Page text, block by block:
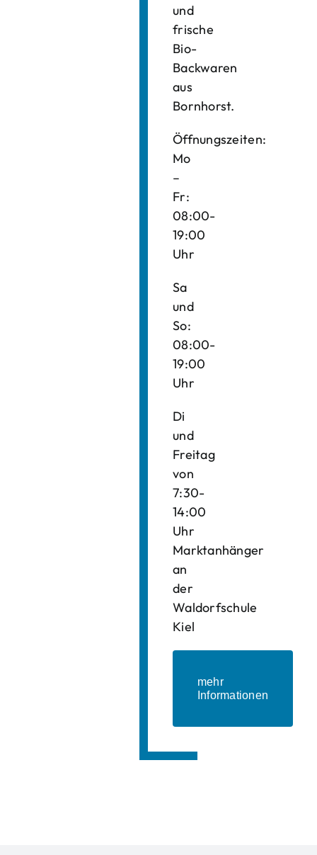
und
frische
Bio-
Backwaren
aus
Bornhorst.
Öffnungszeiten:
Mo
–
Fr:
08:00-
19:00
Uhr
Sa
und
So:
08:00-
19:00
Uhr
Di
und
Freitag
von
7:30-
14:00
Uhr
Marktanhänger
an
der
Waldorfschule
Kiel
mehr
Informationen